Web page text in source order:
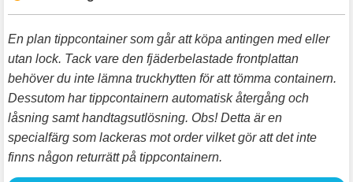
En plan tippcontainer som går att köpa antingen med eller
utan lock. Tack vare den fjäderbelastade frontplattan
behöver du inte lämna truckhytten för att tömma containern.
Dessutom har tippcontainern automatisk återgång och
låsning samt handtagsutlösning. Obs! Detta är en
specialfärg som lackeras mot order vilket gör att det inte
finns någon returrätt på tippcontainern.